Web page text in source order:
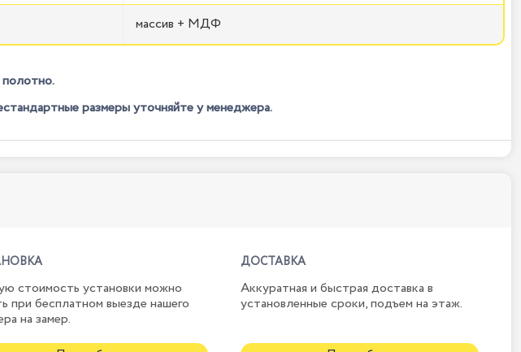
массив + МДФ
полотно.
размеры уточняйте у менеджера.
стоимость установки можно
при бесплатном выезде нашего
на замер.
ДОСТАВКА
Аккуратная и быстрая доставка в
установленные сроки, подъем на этаж.